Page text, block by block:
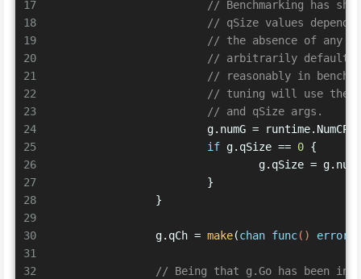
17
18
19
20
21
22
23
24
25
26
27
28
29
30
31
32
// Benchmarking has
// qSize values
// the absence of any
// arbitrarily default to
// reasonably in
// tuning will use the
// and qSize args.
g.numG =
if g.qSize == 0 {
				g.qSize = g.numG
			}
		}
		g.qCh =
make(chan func() error
// Being that g.Go has been